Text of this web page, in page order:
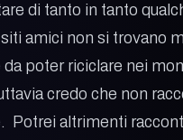
di tanto in tanto
amici non si trovano
poter riciclare nei
credo che non
Potrei altrimenti